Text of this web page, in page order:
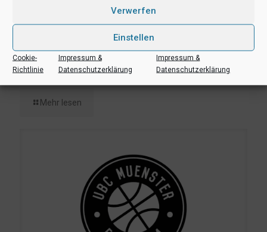
Verwerfen
Einstellen
Cookie-
Richtlinie
Impressum &
Datenschutzerklärung
Impressum &
Datenschutzerklärung
17. April 2023
UBC Münster beim Osterturnier in Wien
Mehr lesen